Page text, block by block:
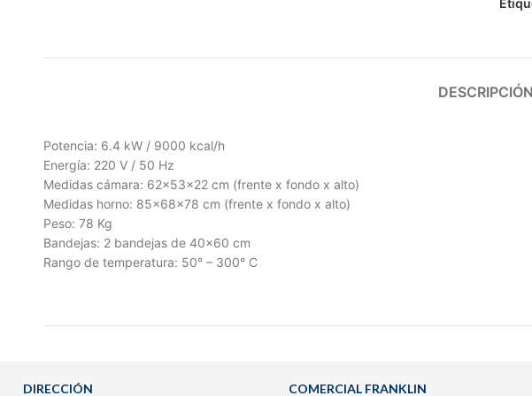
DESCRIPCIÓN
Potencia: 6.4 kW / 9000 kcal/h
Energía: 220 V / 50 Hz
Medidas cámara: 62x53x22 cm (frente x fondo x alto)
Medidas horno: 85x68x78 cm (frente x fondo x alto)
Peso: 78 Kg
Bandejas: 2 bandejas de 40×60 cm
Rango de temperatura: 50° – 300° C
DIRECCIÓN COMERCIAL FRANKLIN